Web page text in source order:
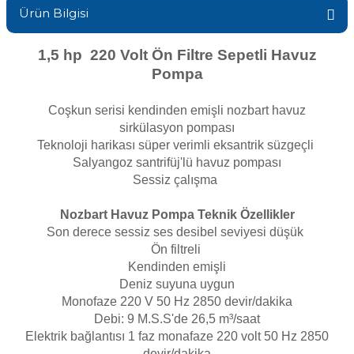
Toz Ph+ Yükseltici
Yosun Öldürücü
Selenoid
Havuz Vana
Havuz Elektrik
Bahçe Süs Havuzu
Ürün Bilgisi
1,5 hp 220 Volt Ön Filtre Sepetli Havuz
Pompa
Coşkun serisi kendinden emişli nozbart havuz
sirkülasyon pompası
Teknoloji harikası süper verimli eksantrik süzgeçli
Salyangoz santrifüj'lü havuz pompası
Sessiz çalışma
Nozbart Havuz Pompa Teknik Özellikler
Son derece sessiz ses desibel seviyesi düşük
Ön filtreli
Kendinden emişli
Deniz suyuna uygun
Monofaze 220 V 50 Hz 2850 devir/dakika
Debi: 9 M.S.S'de 26,5 m³/saat
Elektrik bağlantısı 1 faz monafaze 220 volt 50 Hz 2850